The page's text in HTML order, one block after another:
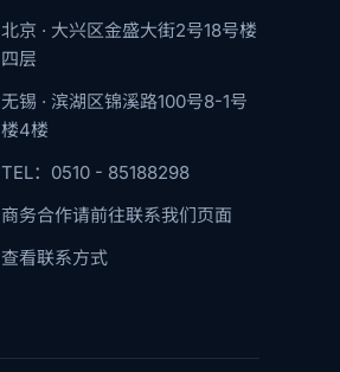
北京 · 大兴区金盛大街2号18号楼
四层
无锡 · 滨湖区锦溪路100号8-1号
楼4楼
TEL：0510 - 85188298
商务合作请前往联系我们页面
查看联系方式